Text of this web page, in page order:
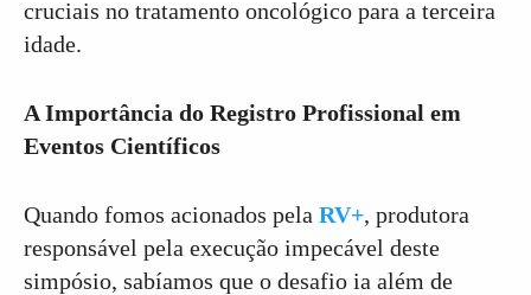
cruciais no tratamento oncológico para a terceira
idade.
A Importância do Registro Profissional em
Eventos Científicos
Quando fomos acionados pela RV+, produtora
responsável pela execução impecável deste
simpósio, sabíamos que o desafio ia além de